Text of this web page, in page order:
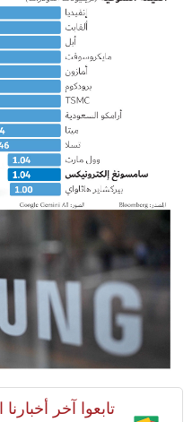
تابعوا آخر